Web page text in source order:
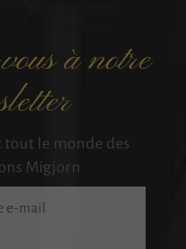
à notre
tout le monde des
Migjorn